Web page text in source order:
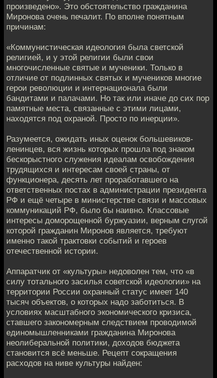
произведено». Это обстоятельство гражданина
Миронова очень печалит. По вполне понятным
причинам:
«Коммунистическая идеология была светской
религией, и у этой религии были свои
многочисленные святые и мученики. Только в
отличие от подлинных святых и мучеников многие
герои революции и интернационала были
бандитами и палачами. Но так или иначе до сих пор
памятные места, связанные с этими лицами,
находятся под охраной. Просто по инерции».
Разумеется, ожидать иных оценок большевиков-
ленинцев, вся жизнь которых прошла под знаком
бескорыстного служения идеалам освобождения
трудящихся и интересам своей страны, от
функционера, десять лет проработавшего на
ответственных постах в администрации президента
РФ и ещё четыре в министерстве связи и массовых
коммуникаций РФ, было бы наивно. Классовые
интересы доморощенной буржуазии, верным слугой
которой гражданин Миронов является, требуют
именно такой трактовки событий и героев
отечественной истории.
Аппаратчик от «культуры» недоволен тем, что «в
силу тотального засилья советской идеологии» на
территории России охранный статус имеет 140
тысяч объектов, о которых надо заботиться. В
условиях масштабного экономического кризиса,
ставшего закономерным следствием проводимой
единомышленниками гражданина Миронова
неолиберальной политики, доходов бюджета
становится всё меньше. Рецепт сокращения
расходов на ниве культуры найден: